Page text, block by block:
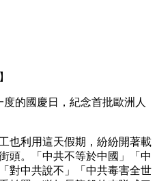
的國慶日，紀念首批歐洲人
也利用這天假期，紛紛開著載
頭。「中共不等於中國」「中
對中共說不」「中共毒害全世